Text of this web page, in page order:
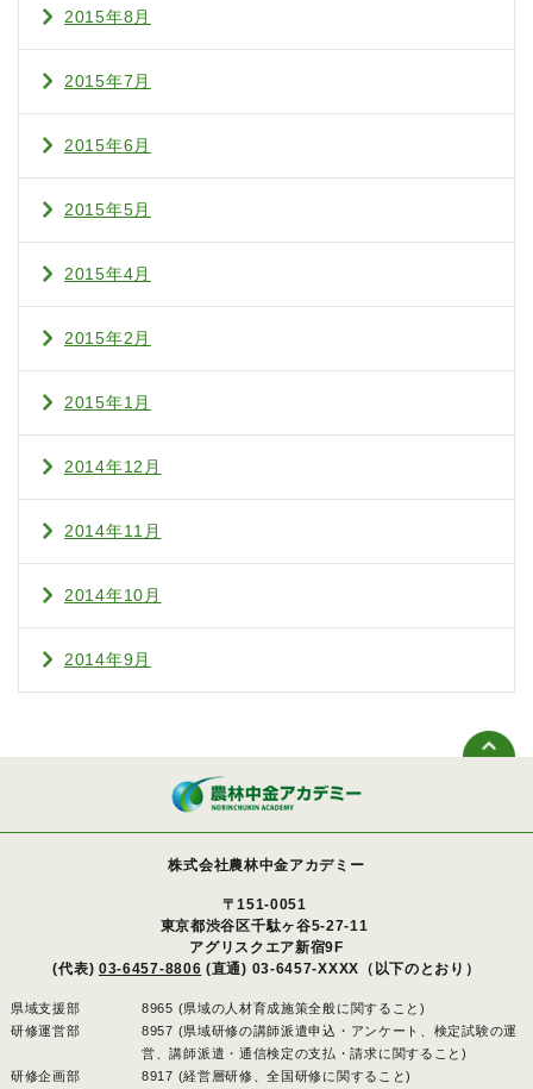
2015年8月
2015年7月
2015年6月
2015年5月
2015年4月
2015年2月
2015年1月
2014年12月
2014年11月
2014年10月
2014年9月
株式会社農林中金アカデミー
〒151-0051
東京都渋谷区千駄ヶ谷5-27-11
アグリスクエア新宿9F
(代表) 03-6457-8806 (直通) 03-6457-XXXX（以下のとおり）
県域支援部
8965 (県域の人材育成施策全般に関すること)
研修運営部
8957 (県域研修の講師派遣申込・アンケート、検定試験の運
営、講師派遣・通信検定の支払・請求に関すること)
研修企画部
8917 (経営層研修、全国研修に関すること)